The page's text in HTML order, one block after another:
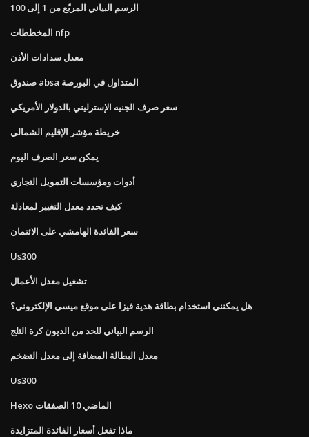
الرسم البياني المربّع من 1 إلى 100
المخططات nfp
معدل سدادات الأذن
صندوق absa المتداول في البورصة
سعر صرف الجنيه الإسترليني بالدولار الأمريكي
خريطة مؤشر الإقليم الشمالي
يمكن سعر الصرف اليوم
أدوات ومؤسسات التمويل التجاري
كيف تحدد معدل التغيير لمعادلة
سعر الفائدة الهامشي على الائتمان
Us300
تشغيل معدل الأعمال
هل يمكنني استخدام بطاقة هدية فيزا على موقع ميسي الإلكتروني؟
الرسم البياني للحد من الديون كرة الثلج
معدل البطالة المضافة إلى معدل التضخم
Us300
Hexo الماضي 10 الصفقات
ماذا تفعل أسعار الفائدة المتزايدة